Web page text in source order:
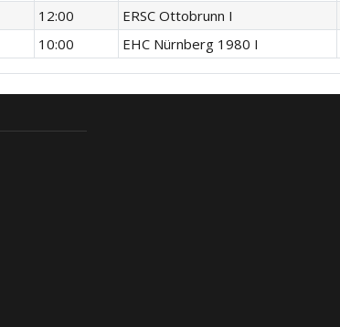
12:00 ERSC Ottobrunn I
10:00 EHC Nürnberg 1980 I